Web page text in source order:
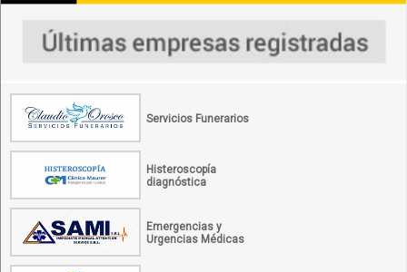
Servicios Funerarios
Histeroscopía
diagnóstica
Emergencias y
Urgencias Médicas